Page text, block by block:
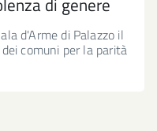
d'Arme di Palazzo il
comuni per la parità